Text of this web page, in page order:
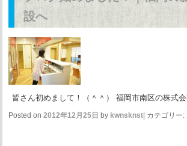
設へ
皆さん初めまして！（＾＾） 福岡市南区の株
Posted on 2012年12月25日 by kwnsknst カテゴリー: